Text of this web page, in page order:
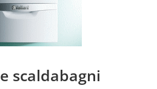
scaldabagni